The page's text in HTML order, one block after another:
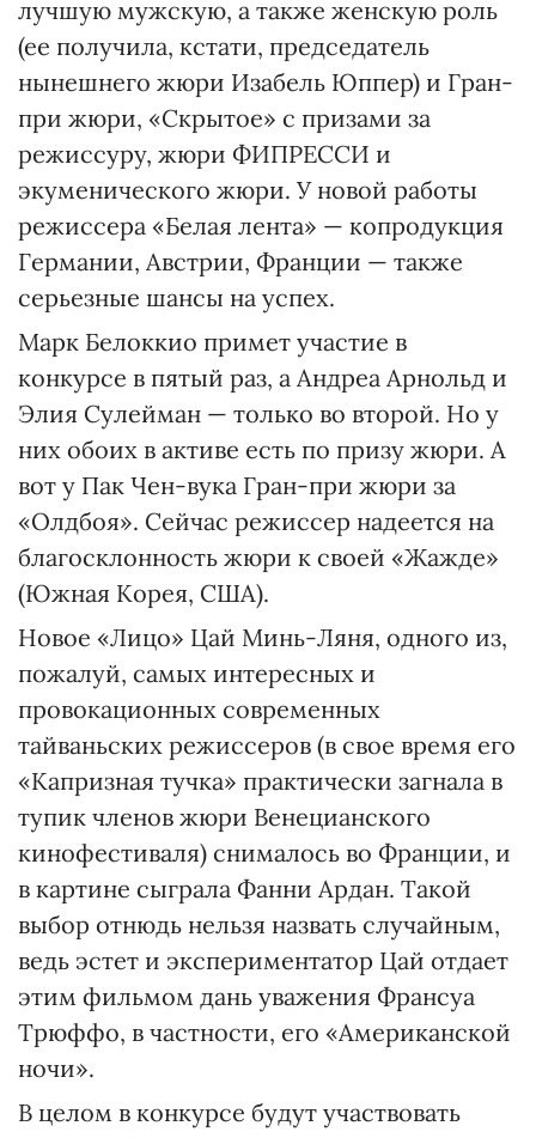
лучшую мужскую, а также женскую роль
(ее получила, кстати, председатель
нынешнего жюри Изабель Юппер) и Гран-
при жюри, «Скрытое» с призами за
режиссуру, жюри ФИПРЕССИ и
экуменического жюри. У новой работы
режиссера «Белая лента» — копродукция
Германии, Австрии, Франции — также
серьезные шансы на успех.
Марк Белоккио примет участие в
конкурсе в пятый раз, а Андреа Арнольд и
Элия Сулейман — только во второй. Но у
них обоих в активе есть по призу жюри. А
вот у Пак Чен-вука Гран-при жюри за
«Олдбоя». Сейчас режиссер надеется на
благосклонность жюри к своей «Жажде»
(Южная Корея, США).
Новое «Лицо» Цай Минь-Ляня, одного из,
пожалуй, самых интересных и
провокационных современных
тайваньских режиссеров (в свое время его
«Капризная тучка» практически загнала в
тупик членов жюри Венецианского
кинофестиваля) снималось во Франции, и
в картине сыграла Фанни Ардан. Такой
выбор отнюдь нельзя назвать случайным,
ведь эстет и экспериментатор Цай отдает
этим фильмом дань уважения Франсуа
Трюффо, в частности, его «Американской
ночи».
В целом в конкурсе будут участвовать